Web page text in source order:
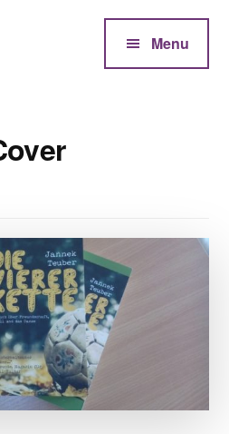
Menu